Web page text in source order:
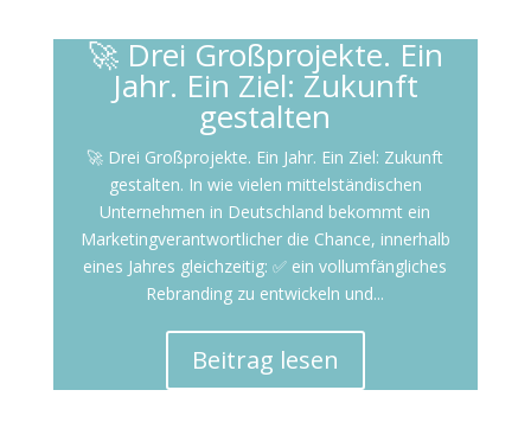
🚀 Drei Großprojekte. Ein
Jahr. Ein Ziel: Zukunft
gestalten
🚀 Drei Großprojekte. Ein Jahr. Ein Ziel: Zukunft
gestalten. In wie vielen mittelständischen
Unternehmen in Deutschland bekommt ein
Marketingverantwortlicher die Chance, innerhalb
eines Jahres gleichzeitig: ✅ ein vollumfängliches
Rebranding zu entwickeln und...
Beitrag lesen